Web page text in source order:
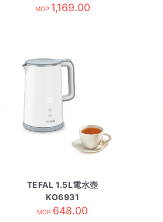
FS
MOP 1,169.00
TEFAL 1.5L電水壺
KO6931
MOP 648.00